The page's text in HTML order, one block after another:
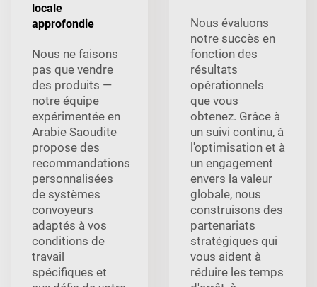
locale
approfondie
Nous ne faisons
pas que vendre
des produits —
notre équipe
expérimentée en
Arabie Saoudite
propose des
recommandations
personnalisées
de systèmes
convoyeurs
adaptés à vos
conditions de
travail
spécifiques et
Nous évaluons
notre succès en
fonction des
résultats
opérationnels
que vous
obtenez. Grâce à
un suivi continu, à
l'optimisation et à
un engagement
envers la valeur
globale, nous
construisons des
partenariats
stratégiques qui
vous aident à
réduire les temps